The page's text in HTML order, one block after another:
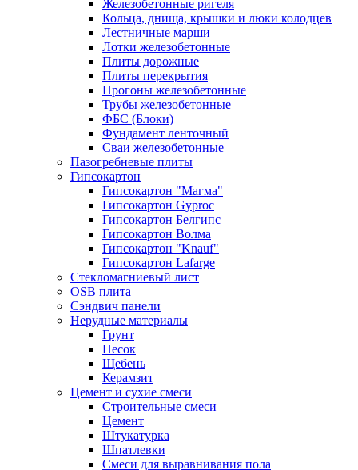
Железобетонные ригеля
Кольца, днища, крышки и люки колодцев
Лестничные марши
Лотки железобетонные
Плиты дорожные
Плиты перекрытия
Прогоны железобетонные
Трубы железобетонные
ФБС (Блоки)
Фундамент ленточный
Сваи железобетонные
Пазогребневые плиты
Гипсокартон
Гипсокартон "Магма"
Гипсокартон Gyproc
Гипсокартон Белгипс
Гипсокартон Волма
Гипсокартон "Knauf"
Гипсокартон Lafarge
Стекломагниевый лист
OSB плита
Сэндвич панели
Нерудные материалы
Грунт
Песок
Щебень
Керамзит
Цемент и сухие смеси
Строительные смеси
Цемент
Штукатурка
Шпатлевки
Смеси для выравнивания пола